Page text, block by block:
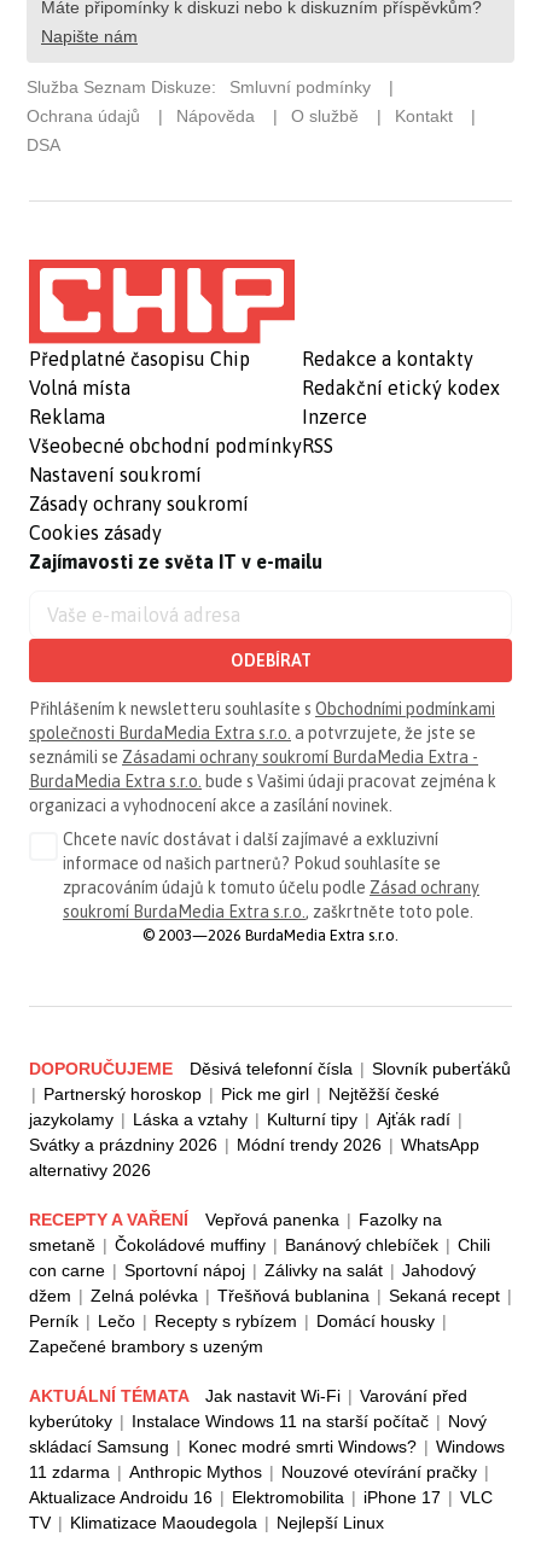
Předplatné časopisu Chip
Volná místa
Reklama
Všeobecné obchodní podmínky
Nastavení soukromí
Zásady ochrany soukromí
Cookies zásady
Redakce a kontakty
Redakční etický kodex
Inzerce
RSS
Zajímavosti ze světa IT v e-mailu
ODEBÍRAT
Přihlášením k newsletteru souhlasíte s Obchodními podmínkami
společnosti BurdaMedia Extra s.r.o. a potvrzujete, že jste se
seznámili se Zásadami ochrany soukromí BurdaMedia Extra -
BurdaMedia Extra s.r.o. bude s Vašimi údaji pracovat zejména k
organizaci a vyhodnocení akce a zasílání novinek.
Chcete navíc dostávat i další zajímavé a exkluzivní
informace od našich partnerů? Pokud souhlasíte se
zpracováním údajů k tomuto účelu podle Zásad ochrany
soukromí BurdaMedia Extra s.r.o. , zaškrtněte toto pole.
© 2003—2026 BurdaMedia Extra s.r.o.
DOPORUČUJEME Děsivá telefonní čísla | Slovník puberťáků
| Partnerský horoskop | Pick me girl | Nejtěžší české
jazykolamy | Láska a vztahy | Kulturní tipy | Ajťák radí |
Svátky a prázdniny 2026 | Módní trendy 2026 | WhatsApp
alternativy 2026
RECEPTY A VAŘENÍ Vepřová panenka | Fazolky na
smetaně | Čokoládové muffiny | Banánový chlebíček | Chili
con carne | Sportovní nápoj | Zálivky na salát | Jahodový
džem | Zelná polévka | Třešňová bublanina | Sekaná recept |
Perník | Lečo | Recepty s rybízem | Domácí housky |
Zapečené brambory s uzeným
AKTUÁLNÍ TÉMATA Jak nastavit Wi-Fi | Varování před
kyberútoky | Instalace Windows 11 na starší počítač | Nový
skládací Samsung | Konec modré smrti Windows? | Windows
11 zdarma | Anthropic Mythos | Nouzové otevírání pračky |
Aktualizace Androidu 16 | Elektromobilita | iPhone 17 | VLC
TV | Klimatizace Maoudegola | Nejlepší Linux